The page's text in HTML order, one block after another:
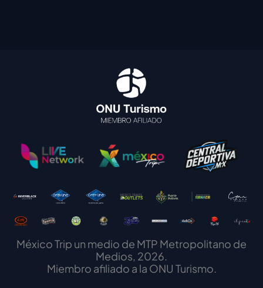
México Trip un medio de MTP Metropolitano de
Medios, 2026.
Miembro afiliado a la ONU Turismo.